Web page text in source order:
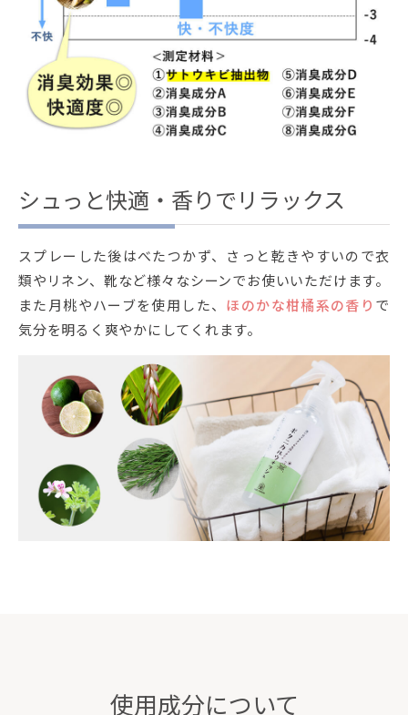
シュっと快適・香りでリラックス
スプレーした後はべたつかず、さっと乾きやすいので衣
類やリネン、靴など様々なシーンでお使いいただけます。
また月桃やハーブを使用した、 ほのかな柑橘系の香り で
気分を明るく爽やかにしてくれます。
使用成分について